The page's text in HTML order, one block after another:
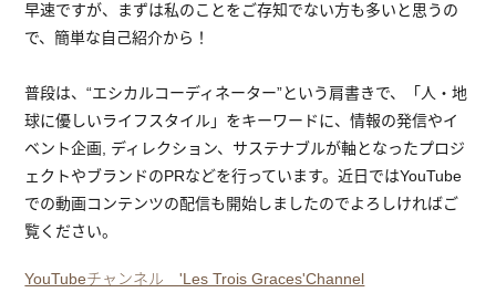
早速ですが、まずは私のことをご存知でない方も多いと思うの
で、簡単な自己紹介から！
普段は、“エシカルコーディネーター”という肩書きで、「人・地
球に優しいライフスタイル」をキーワードに、情報の発信やイ
ベント企画, ディレクション、サステナブルが軸となったプロジ
ェクトやブランドのPRなどを行っています。近日ではYouTube
での動画コンテンツの配信も開始しましたのでよろしければご
覧ください。
YouTubeチャンネル 'Les Trois Graces'Channel